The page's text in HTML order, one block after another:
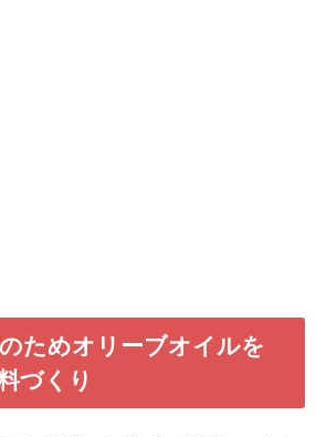
ためオリーブオイルを
づくり